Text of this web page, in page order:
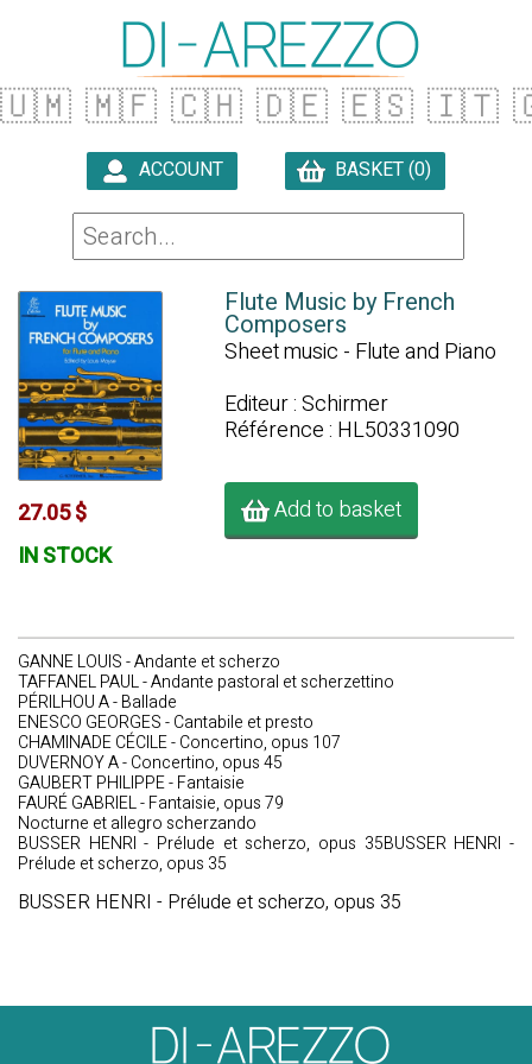
🇺🇲 🇲🇫 🇨🇭 🇩🇪 🇪🇸 🇮🇹
ACCOUNT BASKET (0)
27.05 $
IN STOCK
Flute Music by French
Composers
Sheet music - Flute and Piano
Editeur : Schirmer
Référence : HL50331090
Add to basket
GANNE LOUIS - Andante et scherzo
TAFFANEL PAUL - Andante pastoral et scherzettino
PÉRILHOU A - Ballade
ENESCO GEORGES - Cantabile et presto
CHAMINADE CÉCILE - Concertino, opus 107
DUVERNOY A - Concertino, opus 45
GAUBERT PHILIPPE - Fantaisie
FAURÉ GABRIEL - Fantaisie, opus 79
Nocturne et allegro scherzando
BUSSER HENRI - Prélude et scherzo, opus 35BUSSER HENRI -
Prélude et scherzo, opus 35
BUSSER HENRI - Prélude et scherzo, opus 35